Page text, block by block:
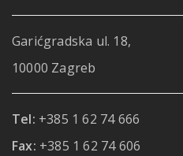
Garićgradska ul. 18,
10000 Zagreb
Tel: +385 1 62 74 666
Fax: +385 1 62 74 606